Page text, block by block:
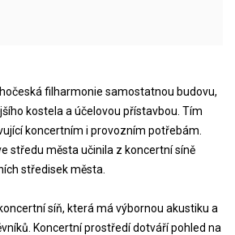
filharmonie samostatnou budovu,
kostela a účelovou přístavbou. Tím
koncertním i provozním potřebám.
středu města učinila z koncertní síně
středisek města.
síň, která má výbornou akustiku a
Koncertní prostředí dotváří pohled na